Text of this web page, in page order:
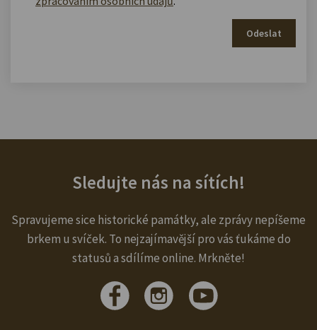
Odeslat
Sledujte nás na sítích!
Spravujeme sice historické památky, ale zprávy nepíšeme
brkem u svíček. To nejzajímavější pro vás ťukáme do
statusů a sdílíme online. Mrkněte!